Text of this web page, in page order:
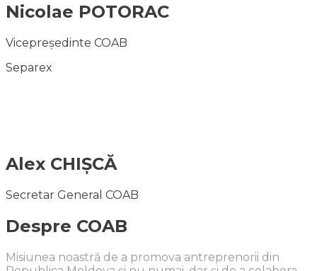
Nicolae POTORAC
Vicepreședinte COAB
Separex
Alex CHIȘCĂ
Secretar General COAB
Despre COAB
Misiunea noastră de a promova antreprenorii din